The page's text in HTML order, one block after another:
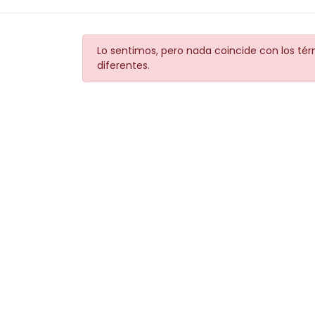
Lo sentimos, pero nada coincide con los
diferentes.